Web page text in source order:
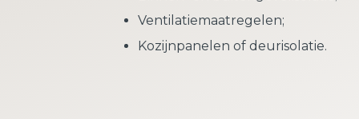
Ventilatiemaatregelen;
Kozijnpanelen of deurisolatie.